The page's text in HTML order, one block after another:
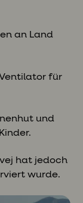
an Land
für
und
hat jedoch
wurde.